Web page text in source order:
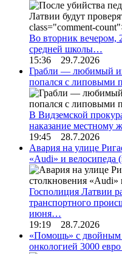
Во вторник вечером,
средней школы…
15:36 29.7.2026
Грабли — любимый
попался с липовыми
В Видземской
наказание
19:45 28.7.2026
Авария на улице
«Audi» и велосипеда
Госполиция Латвии
транспортного
июня…
19:19 28.7.2026
«Помощь» с двойным
онкологией 3000